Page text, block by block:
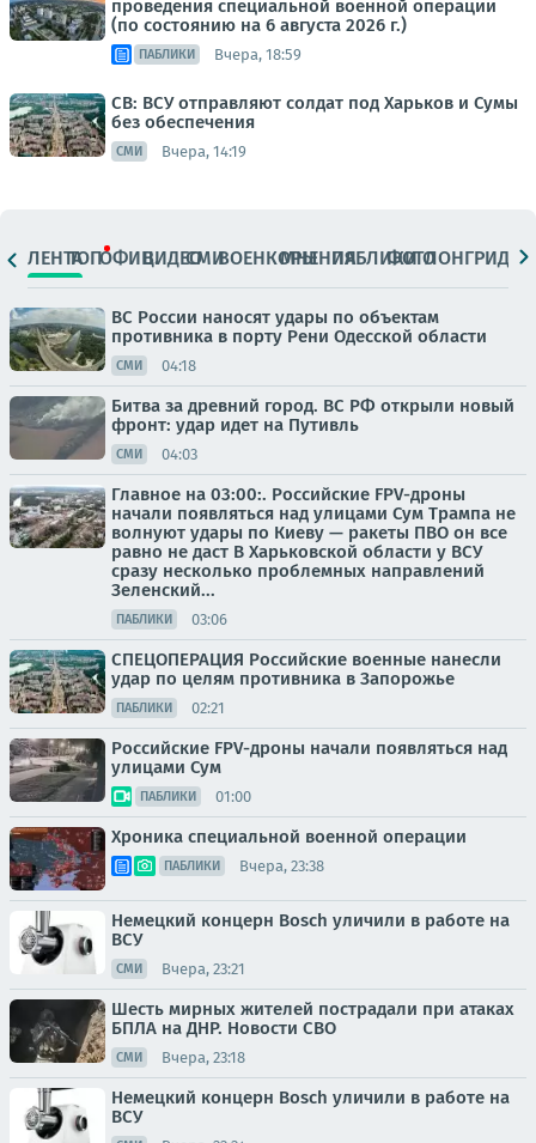
проведения специальной военной операции
(по состоянию на 6 августа 2026 г.)
ПАБЛИКИ Вчера, 18:59
СВ: ВСУ отправляют солдат под Харьков и Сумы
без обеспечения
СМИ Вчера, 14:19
ЛЕНТАТОПОФИЦ.ВИДЕОСМИВОЕНКОРЫМНЕНИЯПАБЛИКИ
ФОТОЛОНГРИДЫ
ВС России наносят удары по объектам
противника в порту Рени Одесской области
СМИ 04:18
Битва за древний город. ВС РФ открыли новый
фронт: удар идет на Путивль
СМИ 04:03
Главное на 03:00:. Российские FPV-дроны
начали появляться над улицами Сум Трампа не
волнуют удары по Киеву — ракеты ПВО он все
равно не даст В Харьковской области у ВСУ
сразу несколько проблемных направлений
Зеленский...
ПАБЛИКИ 03:06
СПЕЦОПЕРАЦИЯ Российские военные нанесли
удар по целям противника в Запорожье
ПАБЛИКИ 02:21
Российские FPV-дроны начали появляться над
улицами Сум
ПАБЛИКИ 01:00
Хроника специальной военной операции
ПАБЛИКИ Вчера, 23:38
Немецкий концерн Bosch уличили в работе на
ВСУ
СМИ Вчера, 23:21
Шесть мирных жителей пострадали при атаках
БПЛА на ДНР. Новости СВО
СМИ Вчера, 23:18
Немецкий концерн Bosch уличили в работе на
ВСУ